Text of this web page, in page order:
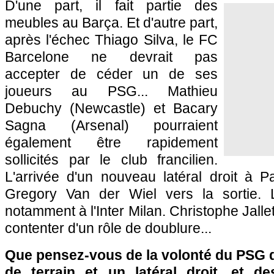
D'une part, il fait partie des
meubles au Barça. Et d'autre part,
après l'échec Thiago Silva, le FC
Barcelone ne devrait pas
accepter de céder un de ses
joueurs au PSG... Mathieu
Debuchy (Newcastle) et Bacary
Sagna (Arsenal) pourraient
également être rapidement
sollicités par le club francilien.
L'arrivée d'un nouveau latéral droit à
Gregory Van der Wiel vers la sortie.
notamment à l'Inter Milan. Christophe
contenter d'un rôle de doublure...
Que pensez-vous de la volonté du PSG